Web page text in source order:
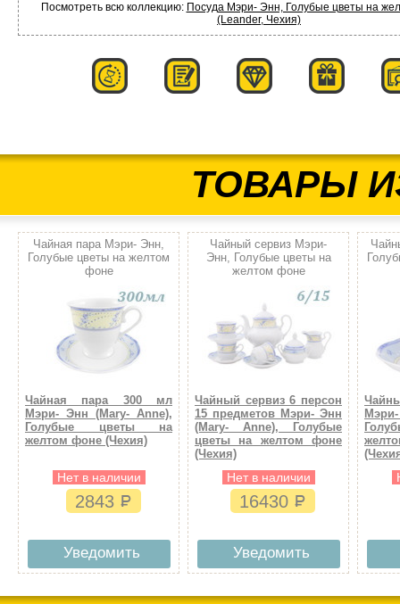
Посмотреть всю коллекцию: Посуда Мэри- Энн, Голубые цветы на
(Leander, Чехия)
ТОВАРЫ
Чайная пара Мэри- Энн,
Голубые цветы на желтом
фоне
Чайная пара 300 мл
Мэри- Энн (Mary- Anne),
Голубые цветы на
желтом фоне (Чехия)
Нет в наличии
2843
Уведомить
Чайный сервиз Мэри-
Энн, Голубые цветы на
желтом фоне
Чайный сервиз 6 персон
15 предметов Мэри- Энн
(Mary- Anne), Голубые
цветы на желтом фоне
(Чехия)
Нет в наличии
16430
Уведомить